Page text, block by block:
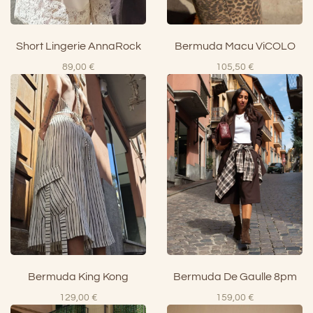
Short Lingerie AnnaRock
89,00 €
Bermuda Macu ViCOLO
105,50 €
Bermuda King Kong
129,00 €
Bermuda De Gaulle 8pm
159,00 €